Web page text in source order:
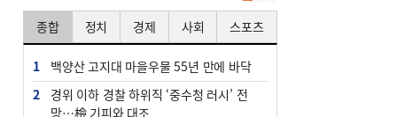
종합 정치 경제 사회 스포츠
1
백양산 고지대 마을우물 55년 만에 바닥
2
경위 이하 경찰 하위직 ‘중수청 러시’ 전
망…檢 기피와 대조